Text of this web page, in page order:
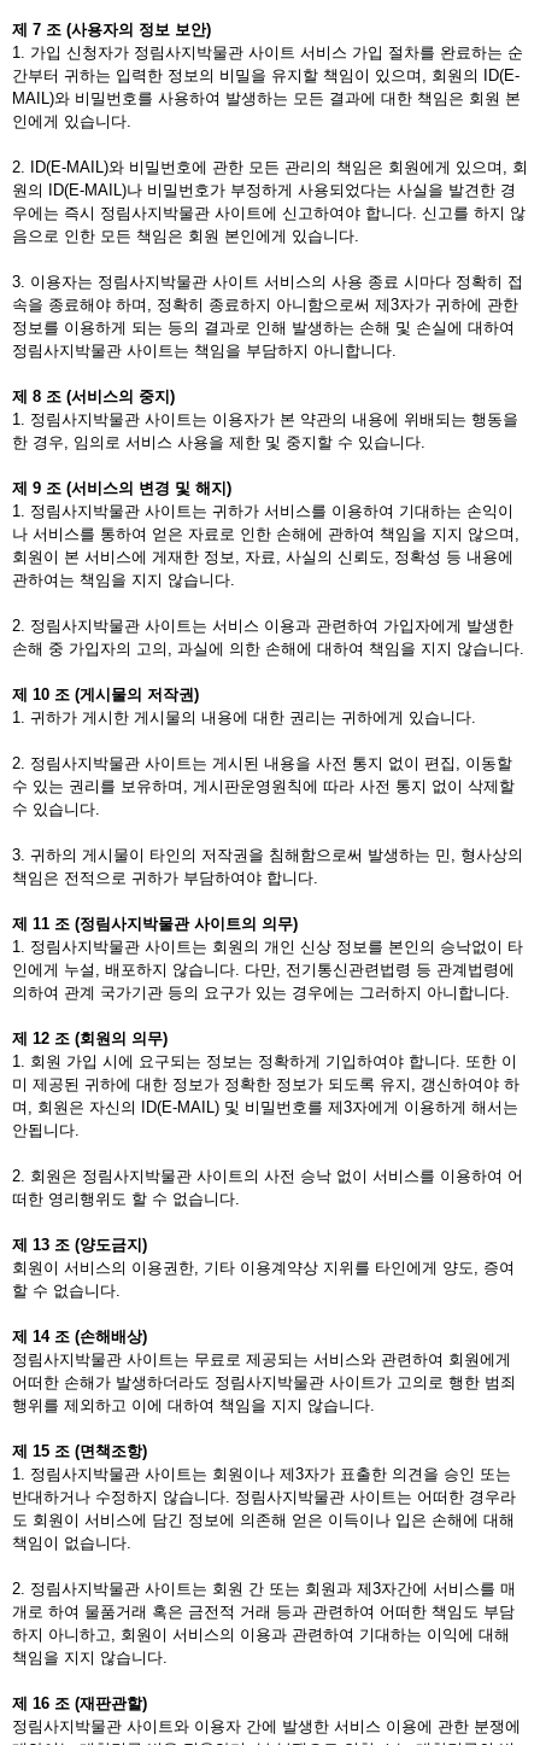
제 7 조 (사용자의 정보 보안)
1. 가입 신청자가 정림사지박물관 사이트 서비스 가입 절차를 완료하는 순
간부터 귀하는 입력한 정보의 비밀을 유지할 책임이 있으며, 회원의 ID(E-
MAIL)와 비밀번호를 사용하여 발생하는 모든 결과에 대한 책임은 회원 본
인에게 있습니다.
2. ID(E-MAIL)와 비밀번호에 관한 모든 관리의 책임은 회원에게 있으며, 회
원의 ID(E-MAIL)나 비밀번호가 부정하게 사용되었다는 사실을 발견한 경
우에는 즉시 정림사지박물관 사이트에 신고하여야 합니다. 신고를 하지 않
음으로 인한 모든 책임은 회원 본인에게 있습니다.
3. 이용자는 정림사지박물관 사이트 서비스의 사용 종료 시마다 정확히 접
속을 종료해야 하며, 정확히 종료하지 아니함으로써 제3자가 귀하에 관한
정보를 이용하게 되는 등의 결과로 인해 발생하는 손해 및 손실에 대하여
정림사지박물관 사이트는 책임을 부담하지 아니합니다.
제 8 조 (서비스의 중지)
1. 정림사지박물관 사이트는 이용자가 본 약관의 내용에 위배되는 행동을
한 경우, 임의로 서비스 사용을 제한 및 중지할 수 있습니다.
제 9 조 (서비스의 변경 및 해지)
1. 정림사지박물관 사이트는 귀하가 서비스를 이용하여 기대하는 손익이
나 서비스를 통하여 얻은 자료로 인한 손해에 관하여 책임을 지지 않으며,
회원이 본 서비스에 게재한 정보, 자료, 사실의 신뢰도, 정확성 등 내용에
관하여는 책임을 지지 않습니다.
2. 정림사지박물관 사이트는 서비스 이용과 관련하여 가입자에게 발생한
손해 중 가입자의 고의, 과실에 의한 손해에 대하여 책임을 지지 않습니다.
제 10 조 (게시물의 저작권)
1. 귀하가 게시한 게시물의 내용에 대한 권리는 귀하에게 있습니다.
2. 정림사지박물관 사이트는 게시된 내용을 사전 통지 없이 편집, 이동할
수 있는 권리를 보유하며, 게시판운영원칙에 따라 사전 통지 없이 삭제할
수 있습니다.
3. 귀하의 게시물이 타인의 저작권을 침해함으로써 발생하는 민, 형사상의
책임은 전적으로 귀하가 부담하여야 합니다.
제 11 조 (정림사지박물관 사이트의 의무)
1. 정림사지박물관 사이트는 회원의 개인 신상 정보를 본인의 승낙없이 타
인에게 누설, 배포하지 않습니다. 다만, 전기통신관련법령 등 관계법령에
의하여 관계 국가기관 등의 요구가 있는 경우에는 그러하지 아니합니다.
제 12 조 (회원의 의무)
1. 회원 가입 시에 요구되는 정보는 정확하게 기입하여야 합니다. 또한 이
미 제공된 귀하에 대한 정보가 정확한 정보가 되도록 유지, 갱신하여야 하
며, 회원은 자신의 ID(E-MAIL) 및 비밀번호를 제3자에게 이용하게 해서는
안됩니다.
2. 회원은 정림사지박물관 사이트의 사전 승낙 없이 서비스를 이용하여 어
떠한 영리행위도 할 수 없습니다.
제 13 조 (양도금지)
회원이 서비스의 이용권한, 기타 이용계약상 지위를 타인에게 양도, 증여
할 수 없습니다.
제 14 조 (손해배상)
정림사지박물관 사이트는 무료로 제공되는 서비스와 관련하여 회원에게
어떠한 손해가 발생하더라도 정림사지박물관 사이트가 고의로 행한 범죄
행위를 제외하고 이에 대하여 책임을 지지 않습니다.
제 15 조 (면책조항)
1. 정림사지박물관 사이트는 회원이나 제3자가 표출한 의견을 승인 또는
반대하거나 수정하지 않습니다. 정림사지박물관 사이트는 어떠한 경우라
도 회원이 서비스에 담긴 정보에 의존해 얻은 이득이나 입은 손해에 대해
책임이 없습니다.
2. 정림사지박물관 사이트는 회원 간 또는 회원과 제3자간에 서비스를 매
개로 하여 물품거래 혹은 금전적 거래 등과 관련하여 어떠한 책임도 부담
하지 아니하고, 회원이 서비스의 이용과 관련하여 기대하는 이익에 대해
책임을 지지 않습니다.
제 16 조 (재판관할)
정림사지박물관 사이트와 이용자 간에 발생한 서비스 이용에 관한 분쟁에